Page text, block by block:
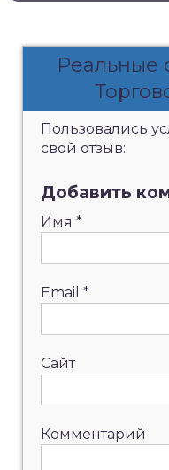
Реальные
Пользовались
свой отзыв:
Добавить
Имя *
Email *
Сайт
Комментарий